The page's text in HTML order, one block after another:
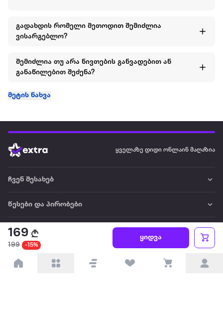
169
199 -15%
ყიდვა
გადახდის რომელი მეთოდით შემიძლია
ვისარგებლო?
შემიძლია თუ არა ნივთების განვადებით ან
განაწილებით შეძენა?
მეტის ნახვა
ყველაზე დიდი ონლაინ მაღაზია
ჩვენ შესახებ
წესები და პირობები
პარტნიორებისთვის